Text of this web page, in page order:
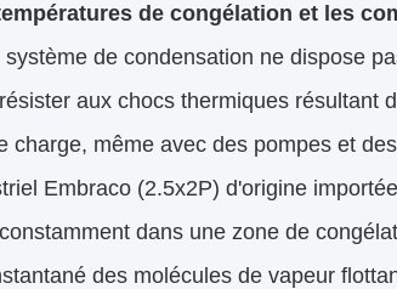
de congélation et les
système de condensation ne dispose
aux chocs thermiques résultant
charge, même avec des pompes et
Embraco (2.5x2P) d'origine
dans une zone de
des molécules de vapeur